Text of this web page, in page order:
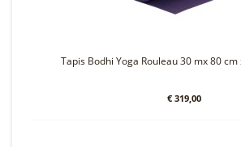
Tapis Bodhi Yoga Rouleau 30 mx 80
€ 319,00